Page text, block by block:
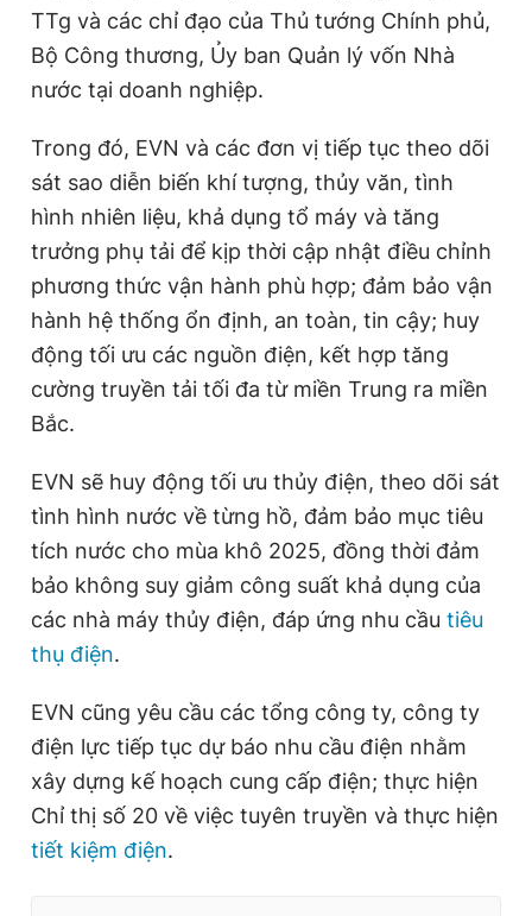
TTg và các chỉ đạo của Thủ tướng Chính phủ,
Bộ Công thương, Ủy ban Quản lý vốn Nhà
nước tại doanh nghiệp.
Trong đó, EVN và các đơn vị tiếp tục theo dõi
sát sao diễn biến khí tượng, thủy văn, tình
hình nhiên liệu, khả dụng tổ máy và tăng
trưởng phụ tải để kịp thời cập nhật điều chỉnh
phương thức vận hành phù hợp; đảm bảo vận
hành hệ thống ổn định, an toàn, tin cậy; huy
động tối ưu các nguồn điện, kết hợp tăng
cường truyền tải tối đa từ miền Trung ra miền
Bắc.
EVN sẽ huy động tối ưu thủy điện, theo dõi sát
tình hình nước về từng hồ, đảm bảo mục tiêu
tích nước cho mùa khô 2025, đồng thời đảm
bảo không suy giảm công suất khả dụng của
các nhà máy thủy điện, đáp ứng nhu cầu tiêu
thụ điện.
EVN cũng yêu cầu các tổng công ty, công ty
điện lực tiếp tục dự báo nhu cầu điện nhằm
xây dựng kế hoạch cung cấp điện; thực hiện
Chỉ thị số 20 về việc tuyên truyền và thực hiện
tiết kiệm điện.